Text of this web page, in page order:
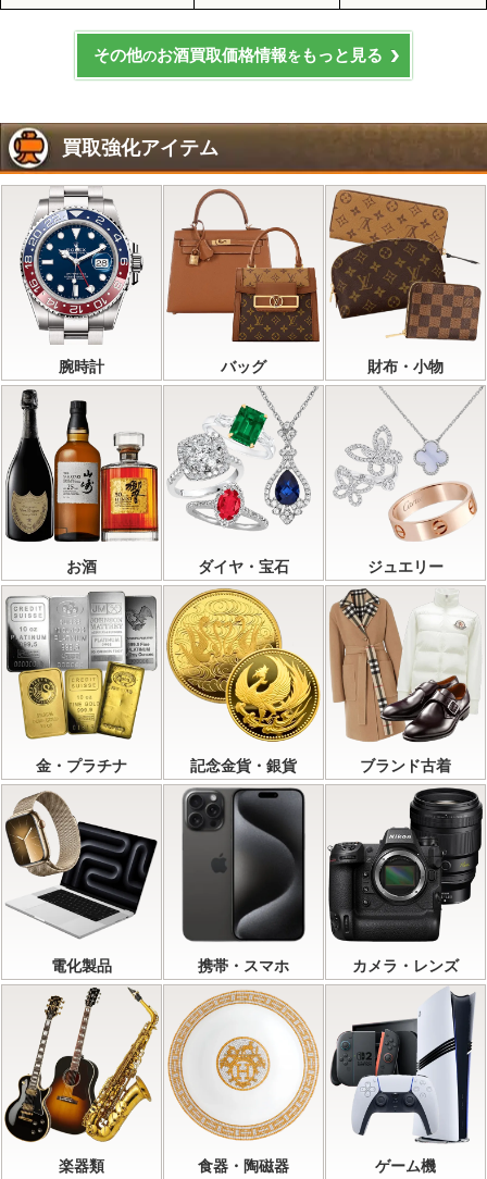
その他のお酒買取価格情報を もっと見る
買取強化アイテム
腕時計 バッグ 財布・小物
お酒 ダイヤ・宝石 ジュエリー
金・プラチナ 記念金貨・銀貨 ブランド古着
電化製品 携帯・スマホ カメラ・レンズ
楽器類 食器・陶磁器 ゲーム機